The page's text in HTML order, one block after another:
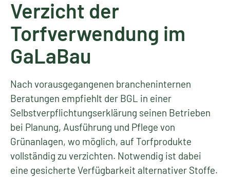
Verzicht der
Torfverwendung im
GaLaBau
Nach vorausgegangenen brancheninternen
Beratungen empfiehlt der BGL in einer
Selbstverpflichtungserklärung seinen Betrieben
bei Planung, Ausführung und Pflege von
Grünanlagen, wo möglich, auf Torfprodukte
vollständig zu verzichten. Notwendig ist dabei
eine gesicherte Verfügbarkeit alternativer Stoffe.